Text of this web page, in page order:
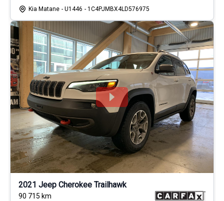
Kia Matane - U1446 - 1C4PJMBX4LD576975
2021 Jeep Cherokee Trailhawk
90 715 km